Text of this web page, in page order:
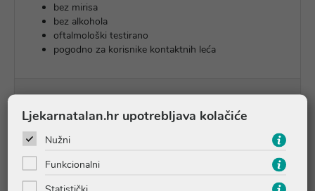
bez mirisa
bez alkohola
oftalmološki testirano
pogodno za korisnike kontaktnih leća
Pitanja i odgovori
Ljekarnatalan.hr upotrebljava kolačiće
Nužni
Funkcionalni